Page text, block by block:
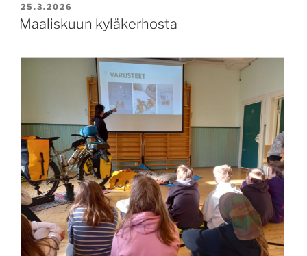
JULKAISTU
25.3.2026
Maaliskuun kyläkerhosta